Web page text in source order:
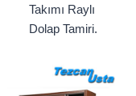
Takımı Raylı
Dolap Tamiri.